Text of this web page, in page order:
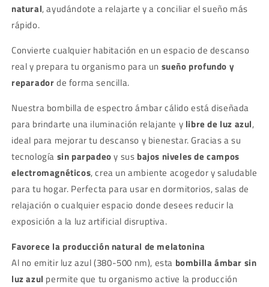
natural, ayudándote a relajarte y a conciliar el sueño más
rápido.
Convierte cualquier habitación en un espacio de descanso
real y prepara tu organismo para un sueño profundo y
reparadorde forma sencilla.
Nuestra bombilla de espectro ámbar cálido está diseñada
para brindarte una iluminación relajante y libre de luz azul,
ideal para mejorar tu descanso y bienestar. Gracias a su
tecnología sin parpadeoy sus bajos niveles de campos
electromagnéticos, crea un ambiente acogedor y saludable
para tu hogar. Perfecta para usar en dormitorios, salas de
relajación o cualquier espacio donde desees reducir la
exposición a la luz artificial disruptiva.
Favorece la producción natural de melatonina
Al no emitir luz azul (380-500 nm), esta bombilla ámbar sin
luz azul permite que tu organismo active la producción